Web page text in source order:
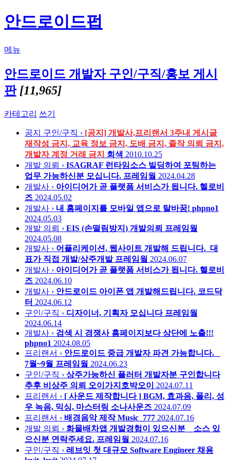
안드로이드펍
메뉴
안드로이드 개발자 구인/구직/홍보 게시
판 [11,965]
카테고리 쓰기
공지 구인/구직 › [공지] 개발사,프리랜서 3주내 게시글
재작성 금지, 교육 정보 금지, 도배 금지, 졸작 의뢰 금지,
개발자 계정 거래 금지 회색 2010.10.25
개발 의뢰 › ISAGRAF 런타임소스 빌딩하여 포팅하는
업무 가능하신분 모십니다. 프레임웤 2024.04.28
개발사 › 아이디어가 곧 플랫폼 서비스가 됩니다. 헬로비
즈 2024.05.02
개발사 › 내 홈페이지를 모바일 앱으로 탈바꿈! phpno1
2024.05.03
개발 의뢰 › EIS (손떨림방지) 개발의뢰 프레임웤
2024.05.08
개발사 › 어플리케이션, 웹사이트 개발해 드립니다._대
표가 직접 개발/상주개발 프레임웤 2024.06.07
개발사 › 아이디어가 곧 플랫폼 서비스가 됩니다. 헬로비
즈 2024.06.10
개발사 › 안드로이드 아이폰 앱 개발해드립니다. 코드닥
터 2024.06.12
구인/구직 › 디자이너, 기획자 모십니다 프레임웤
2024.06.14
개발사 › 검색 시 경쟁사 홈페이지보다 상단에 노출!!!
phpno1 2024.08.05
프리랜서 › 안드로이드 중급 개발자 파견 가능합니다. _
7월~9월 프레임웤 2024.06.23
구인/구직 › 상주가능하신 플러터 개발자분 구인합니다
추후 비상주 의뢰 오이가지호박오이
2024.07.11
프리랜서 › [ 사운드 제작합니다 ] BGM, 효과음, 폴리, 성
우 녹음, 믹싱, 마스터링 소나사운즈 2024.07.09
프리랜서 › 배경음악 제작 Music_777 2024.07.16
개발 의뢰 › 화물배차앱 개발경험이 있으신분 _ 소스 있
으신분 연락주세요. 프레임웤 2024.07.16
구인/구직 › 레브잇 첫 대규모 Software Engineer 채용